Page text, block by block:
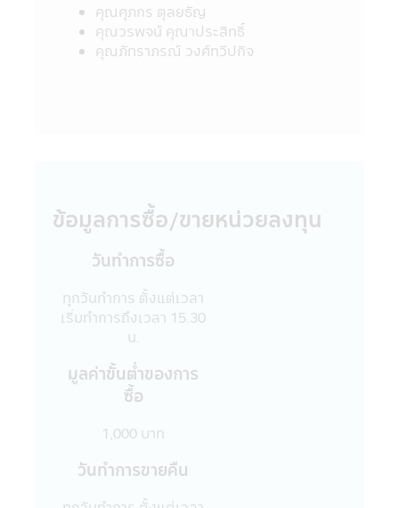
ปรากฏในแอปพลิเคชันผ่านโทรศัพท์มือถือนี้อยู่
ภายใต้การควบคุมของกฎหมายไทยรวมถึงกฎ
ระเบียบ และข้อบังคับต่างๆ ที่กำหนดไว้ตามพระ
ลงทุนประเภทต่าง ๆ ความเสียหายใด ๆ ที่เกิด
ขึ้นแก่ผู้ที่ใช้ข้อมูลหรือตัดสินใจจากเนื้อหาในเว็ป
ไซด์นี้ไม่อาจเรียกร้องได้
12. การที่สำนักงานคณะกรรมการ ก.ล.ต. ได้
อนุมัติให้จัดตั้งและจัดการโครงการของกองทุน
รวมที่ปรากฏอยู่ในแอปพลิเคชันผ่านโทรศัพท์
มือถือนี้ มิได้เป็นการแสดงว่าคณะกรรมการ
ก.ล.ต. และสำนักงานคณะกรรมการ ก.ล.ต. ได้
รับรองถึงความถูกต้องของข้อมูลในหนังสือชี้
ชวน และมิได้ประกันราคาหน่วยลงทุนที่เสนอ
13. การวัดผลการดำเนินงานของกองทุนรวม
ในแอปพลิเคชันผ่านโทรศัพท์มือถือนี้ ใช้วิธี
วัดผลการดำเนินงานตามมาตรฐานที่สมาคม
งานในอดีตของกองทุนรวม มิได้เป็นสิ่งยืนยัน
คุณศุภกร ตุลยธัญ
คุณวรพจน์ คุณาประสิทธิ์
คุณภัทราภรณ์ วงศ์ทวีปกิจ
ข้อมูลการซื้อ/ขายหน่วยลงทุน
วันทำการซื้อ
ทุกวันทำการ ตั้งแต่เวลา
เริ่มทำการถึงเวลา 15.30
น.
มูลค่าขั้นตํ่าของการ
ซื้อ
1,000 บาท
วันทำการขายคืน